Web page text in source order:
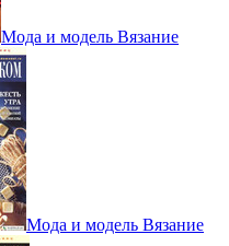
Мода и модель Вязание
Мода и модель Вязание